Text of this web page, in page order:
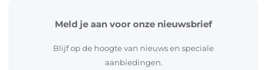
Meld je aan voor onze nieuwsbrief
Blijf op de hoogte van nieuws en speciale
aanbiedingen.